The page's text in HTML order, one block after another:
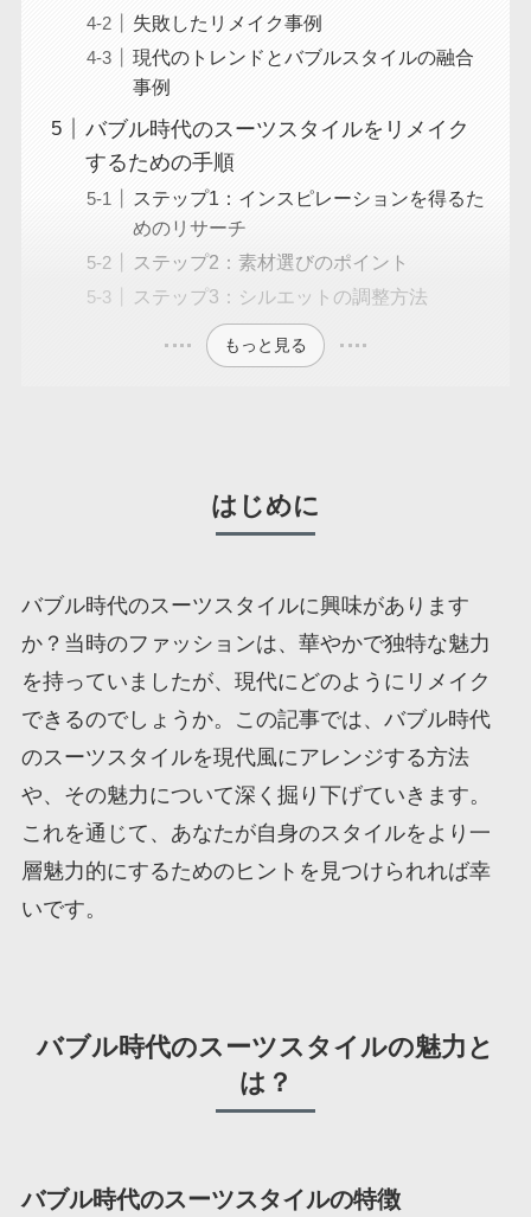
失敗したリメイク事例
現代のトレンドとバブルスタイルの融合
事例
バブル時代のスーツスタイルをリメイク
するための手順
ステップ1：インスピレーションを得るた
めのリサーチ
ステップ2：素材選びのポイント
ステップ3：シルエットの調整方法
もっと見る
はじめに
バブル時代のスーツスタイルに興味があります
か？当時のファッションは、華やかで独特な魅力
を持っていましたが、現代にどのようにリメイク
できるのでしょうか。この記事では、バブル時代
のスーツスタイルを現代風にアレンジする方法
や、その魅力について深く掘り下げていきます。
これを通じて、あなたが自身のスタイルをより一
層魅力的にするためのヒントを見つけられれば幸
いです。
バブル時代のスーツスタイルの魅力と
は？
バブル時代のスーツスタイルの特徴